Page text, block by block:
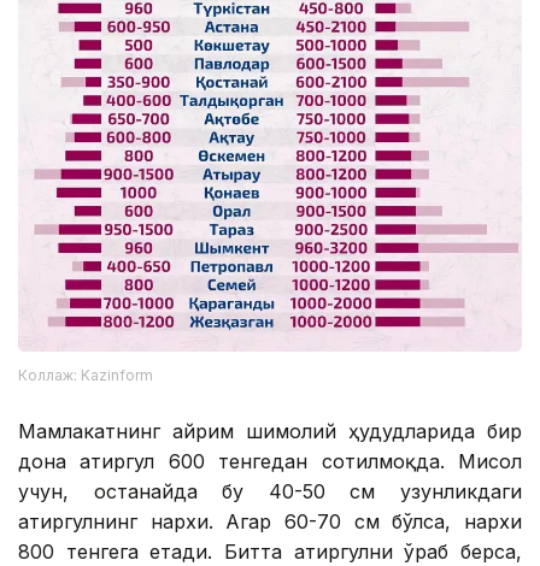
Коллаж: Kazinform
Мамлакатнинг айрим шимолий ҳудудларида бир
дона атиргул 600 тенгедан сотилмоқда. Мисол
учун, Қостанайда бу 40-50 см узунликдаги
атиргулнинг нархи. Агар 60-70 см бўлса, нархи
800 тенгега етади. Битта атиргулни ўраб берса,